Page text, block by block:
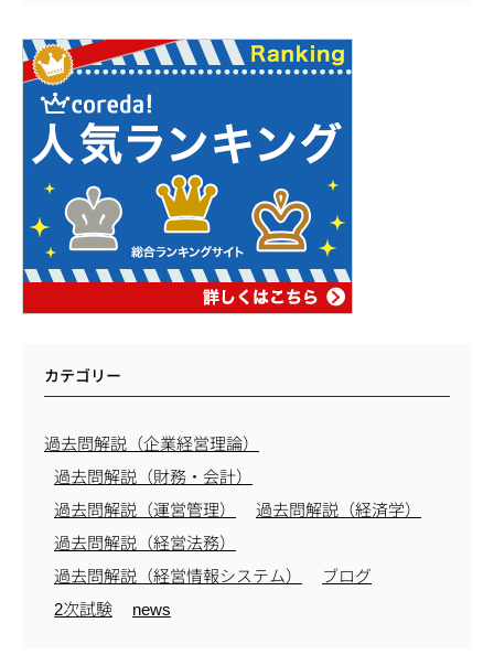
カテゴリー
過去問解説（企業経営理論）
過去問解説（財務・会計）
過去問解説（運営管理）
過去問解説（経済学）
過去問解説（経営法務）
過去問解説（経営情報システム）
ブログ
2次試験
news